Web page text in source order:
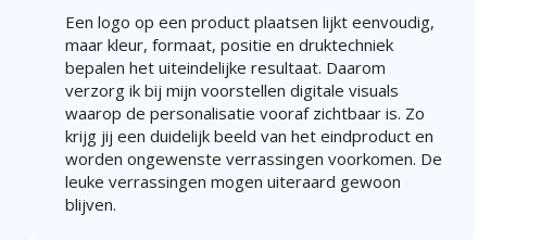
Een logo op een product plaatsen lijkt eenvoudig,
maar kleur, formaat, positie en druktechniek
bepalen het uiteindelijke resultaat. Daarom
verzorg ik bij mijn voorstellen digitale visuals
waarop de personalisatie vooraf zichtbaar is. Zo
krijg jij een duidelijk beeld van het eindproduct en
worden ongewenste verrassingen voorkomen. De
leuke verrassingen mogen uiteraard gewoon
blijven.